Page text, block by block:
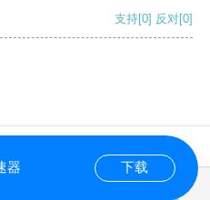
支持[0] 反对[0]
器 下载